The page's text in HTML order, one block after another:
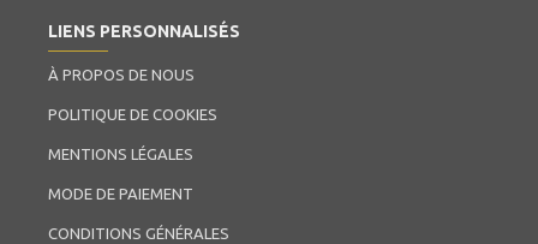
LIENS PERSONNALISÉS
À PROPOS DE NOUS
POLITIQUE DE COOKIES
MENTIONS LÉGALES
MODE DE PAIEMENT
CONDITIONS GÉNÉRALES